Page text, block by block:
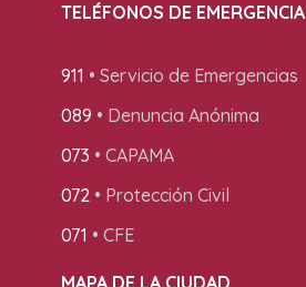
TELÉFONOS DE EMERGENCIA
911 • Servicio de Emergencias
089 • Denuncia Anónima
073 • CAPAMA
072• Protección Civil
071 • CFE